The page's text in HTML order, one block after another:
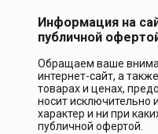
Информация на
публичной
Обращаем ваше
интернет-сайт, а
товарах и ценах,
носит
характер и ни при
публичной офертой.